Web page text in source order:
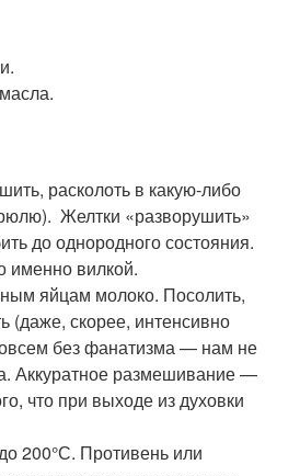
расколоть в какую-либо
Желтки «разворушить»
до однородного состояния.
именно вилкой.
яйцам молоко. Посолить,
(даже, скорее, интенсивно
без фанатизма — нам не
Аккуратное размешивание —
что при выходе из духовки
200°С. Противень или